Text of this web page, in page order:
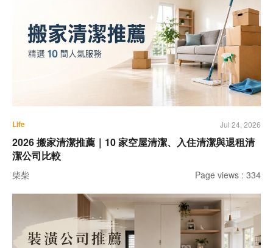
Life Jul 24, 2026
2026 搬家清潔推薦｜10 家空屋清潔、入住清潔與退租清
潔公司比較
柴柴 Page views : 334